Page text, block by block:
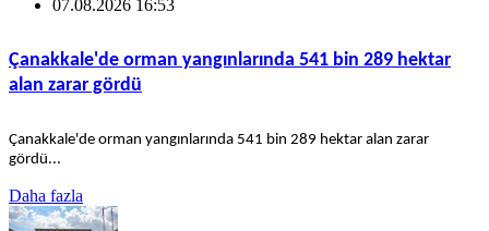
07.08.2026 16:53
Çanakkale'de orman yangınlarında 541 bin 289 hektar
alan zarar gördü
Çanakkale'de orman yangınlarında 541 bin 289 hektar alan zarar
gördü...
Daha fazla